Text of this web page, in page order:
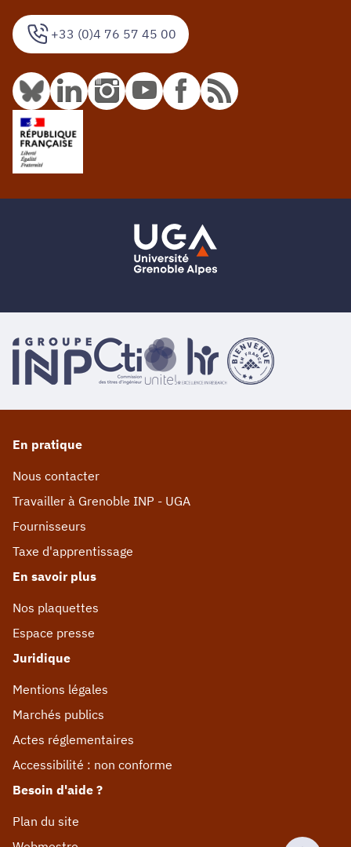
+33 (0)4 76 57 45 00
En pratique
Nous contacter
Travailler à Grenoble INP - UGA
Fournisseurs
Taxe d'apprentissage
En savoir plus
Nos plaquettes
Espace presse
Juridique
Mentions légales
Marchés publics
Actes réglementaires
Accessibilité : non conforme
Besoin d'aide ?
Plan du site